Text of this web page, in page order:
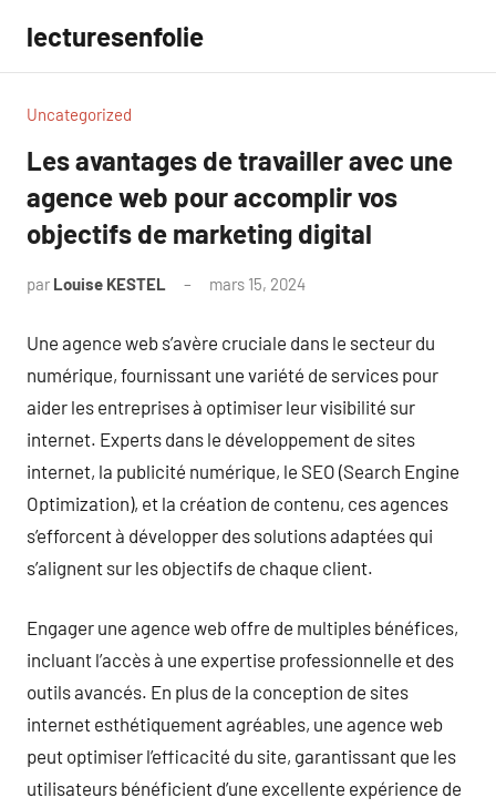
contenu
lecturesenfolie
Uncategorized
Les avantages de travailler avec une
agence web pour accomplir vos
objectifs de marketing digital
par Louise KESTEL mars 15, 2024
Une agence web s’avère cruciale dans le secteur du
numérique, fournissant une variété de services pour
aider les entreprises à optimiser leur visibilité sur
internet. Experts dans le développement de sites
internet, la publicité numérique, le SEO (Search Engine
Optimization), et la création de contenu, ces agences
s’efforcent à développer des solutions adaptées qui
s’alignent sur les objectifs de chaque client.
Engager une agence web offre de multiples bénéfices,
incluant l’accès à une expertise professionnelle et des
outils avancés. En plus de la conception de sites
internet esthétiquement agréables, une agence web
peut optimiser l’efficacité du site, garantissant que les
utilisateurs bénéficient d’une excellente expérience de